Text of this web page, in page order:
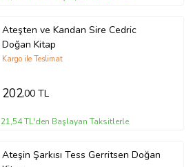
Ateşten ve Kandan Sire Cedric
Doğan Kitap
Kargo ile Teslimat
202,00 TL
21,54 TL'den Başlayan Taksitlerle
Ateşin Şarkısı Tess Gerritsen Doğan